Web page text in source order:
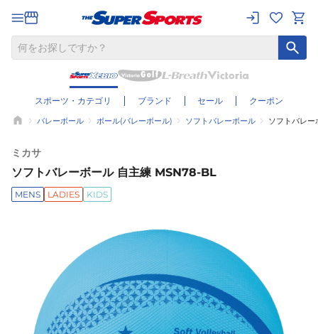
スポーツ・カテゴリ ブランド セール クーポン
バレーボール ボール(バレーボール) ソフトバレーボール ソフトバレ
ミカサ
ソフトバレーボール 自主練 MSN78-BL
MENS LADIES KIDS